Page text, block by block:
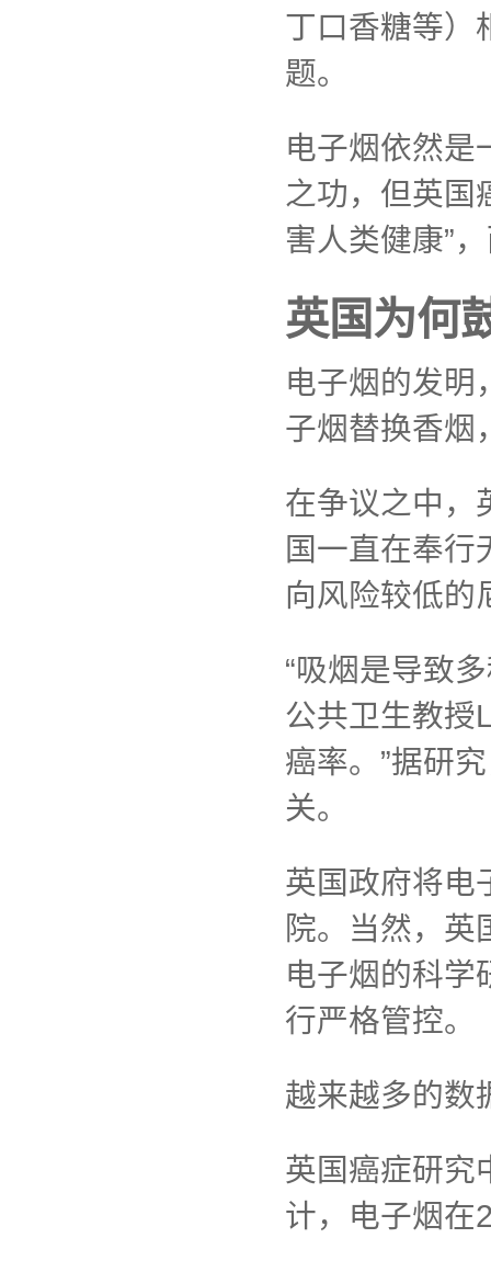
丁口香糖等）
题。
电子烟依然是
之功，但英国
害人类健康”
英国为何
电子烟的发明
子烟替换香烟
在争议之中，
国一直在奉行
向风险较低的
“吸烟是导致
公共卫生教授
癌率。”据研
关。
英国政府将电
院。当然，英
电子烟的科学
行严格管控。
越来越多的数
英国癌症研究
计，电子烟在